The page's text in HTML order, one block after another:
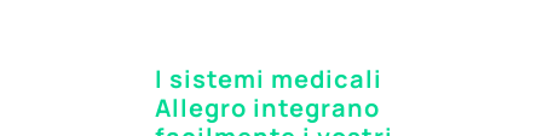
I sistemi medicali
Allegro integrano